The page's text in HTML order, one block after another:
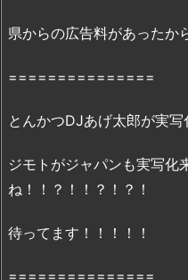
こ
は
き
の？
2.
『ジ
ト
県からの広告料があったか
===============
とんかつDJあげ太郎が実写
ジモトがジャパンも実写化
ね！！？！！？！？！
待ってます！！！！！
===============